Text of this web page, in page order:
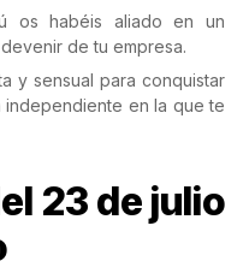
os habéis aliado en un
de tu empresa.
y sensual para conquistar
en la que te
23 de julio